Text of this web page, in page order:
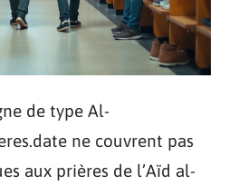
de type Al-
ne couvrent pas
aux prières de l’Aïd al-